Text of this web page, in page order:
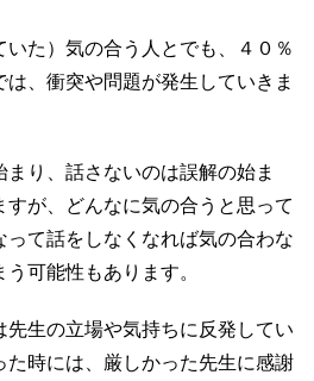
いた）気の合う人とでも、４０％
、衝突や問題が発生していきま
まり、話さないのは誤解の始ま
すが、どんなに気の合うと思って
て話をしなくなれば気の合わな
可能性もあります。
先生の立場や気持ちに反発してい
時には、厳しかった先生に感謝